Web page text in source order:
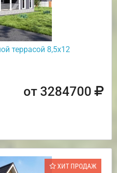
террасой 8,5х12
от 3284700
ХИТ ПРОДАЖ